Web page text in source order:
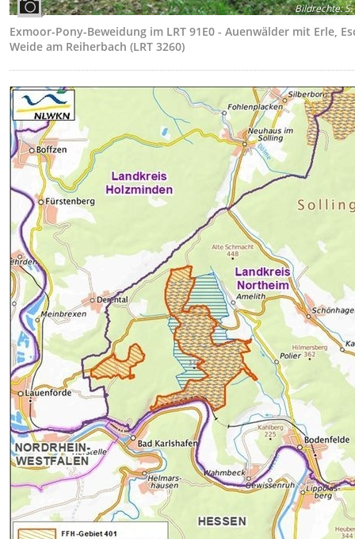
Bildrechte:S.
Exmoor-Pony-Beweidung im LRT 91E0 - Auenwälder mit Erle,
Weide am Reiherbach (LRT 3260)